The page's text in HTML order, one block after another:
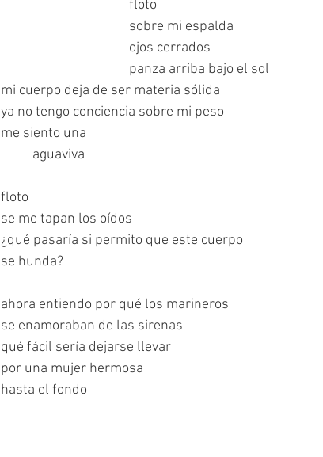
floto
sobre mi espalda
ojos cerrados
panza arriba bajo el sol
mi cuerpo deja de ser materia sólida
ya no tengo conciencia sobre mi peso
me siento una
	aguaviva
floto
se me tapan los oídos
¿qué pasaría si permito que este cuerpo
se hunda?
ahora entiendo por qué los marineros
se enamoraban de las sirenas
qué fácil sería dejarse llevar
por una mujer hermosa
hasta el fondo